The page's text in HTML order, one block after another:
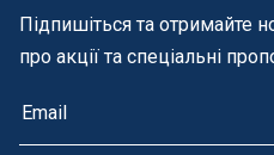
Підпишіться та отримайте
про акції та спеціальні